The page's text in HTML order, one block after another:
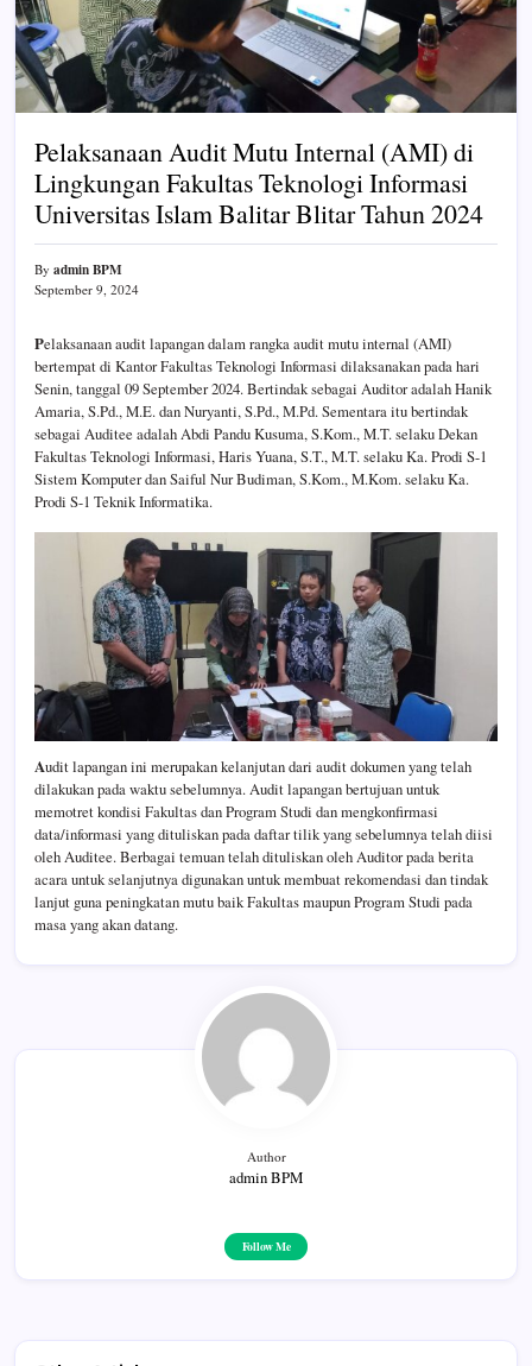
Pelaksanaan Audit Mutu Internal (AMI) di
Lingkungan Fakultas Teknologi Informasi
Universitas Islam Balitar Blitar Tahun 2024
By admin BPM
September 9, 2024
Pelaksanaan audit lapangan dalam rangka audit mutu internal (AMI)
bertempat di Kantor Fakultas Teknologi Informasi dilaksanakan pada hari
Senin, tanggal 09 September 2024. Bertindak sebagai Auditor adalah Hanik
Amaria, S.Pd., M.E. dan Nuryanti, S.Pd., M.Pd. Sementara itu bertindak
sebagai Auditee adalah Abdi Pandu Kusuma, S.Kom., M.T. selaku Dekan
Fakultas Teknologi Informasi, Haris Yuana, S.T., M.T. selaku Ka. Prodi S-1
Sistem Komputer dan Saiful Nur Budiman, S.Kom., M.Kom. selaku Ka.
Prodi S-1 Teknik Informatika.
Audit lapangan ini merupakan kelanjutan dari audit dokumen yang telah
dilakukan pada waktu sebelumnya. Audit lapangan bertujuan untuk
memotret kondisi Fakultas dan Program Studi dan mengkonfirmasi
data/informasi yang dituliskan pada daftar tilik yang sebelumnya telah diisi
oleh Auditee. Berbagai temuan telah dituliskan oleh Auditor pada berita
acara untuk selanjutnya digunakan untuk membuat rekomendasi dan tindak
lanjut guna peningkatan mutu baik Fakultas maupun Program Studi pada
masa yang akan datang.
Author
admin BPM
Follow Me